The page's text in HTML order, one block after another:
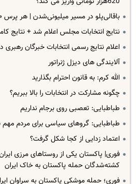
باقالی‌پلو در مسیر میلیونی‌شدن | هر پرس ۹۵۰ هزار تومان!
نتایج انتخابات مجلس اعلام شد + نتایج
اعلام نتایج رسمی انتخابات خبرگان رهبری
آلایندگی های دیزل ژنراتور
الله کرم: به قانون احترام بگذارید
چگونه مشارکت در انتخابات را بالا ببریم؟
طباطبایی: تعصبی روی برجام نداریم
طباطبایی: گروهای سیاسی برای مردم
اعتماد زدایی از کجا شکل گرفت؟
فوری| پاکستان یکی از روستاهای مرزی
کشته‌شدگان حمله پاکستان به خاک ایران
فوری؛ حمله موشکی پاکستان به سراوان